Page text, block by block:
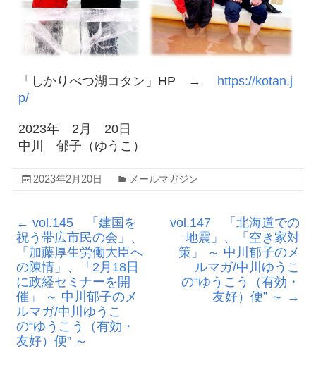
「しかりべつ湖コタン」HP → https://kotan.j
p/
2023年 2月 20日
中川 郁子（ゆうこ）
2023年2月20日 メールマガジン
← vol.145 「建国を
祝う帯広市民の会」、
「加藤厚生労働大臣へ
の陳情」、「2月18日
に政経セミナーを開
催」 ～ 中川郁子のメ
ルマガ/中川ゆうこ
の“ゆうこう（有効・
友好）便” ～
vol.147 「北海道での
地震」、「空き家対
策」 ～ 中川郁子のメ
ルマガ/中川ゆうこ
の“ゆうこう（有効・
友好）便” ～ →